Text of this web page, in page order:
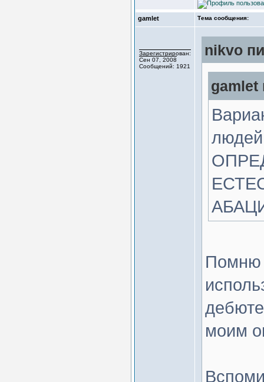
gamlet Тема сообщения:
Зарегистрирован:
Сен 07, 2008
Сообщений: 1921
nikvo
gamlet
Помню
моим